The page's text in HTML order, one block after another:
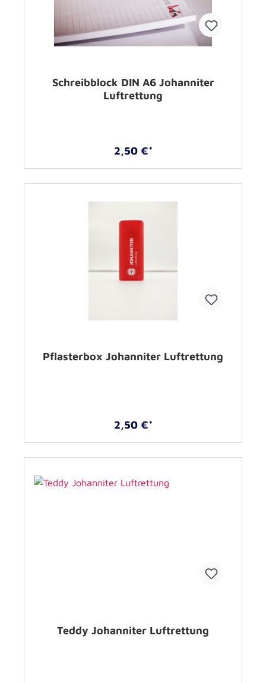
Schreibblock DIN A6 Johanniter
Luftrettung
2,50 €*
Pflasterbox Johanniter Luftrettung
2,50 €*
Teddy Johanniter Luftrettung